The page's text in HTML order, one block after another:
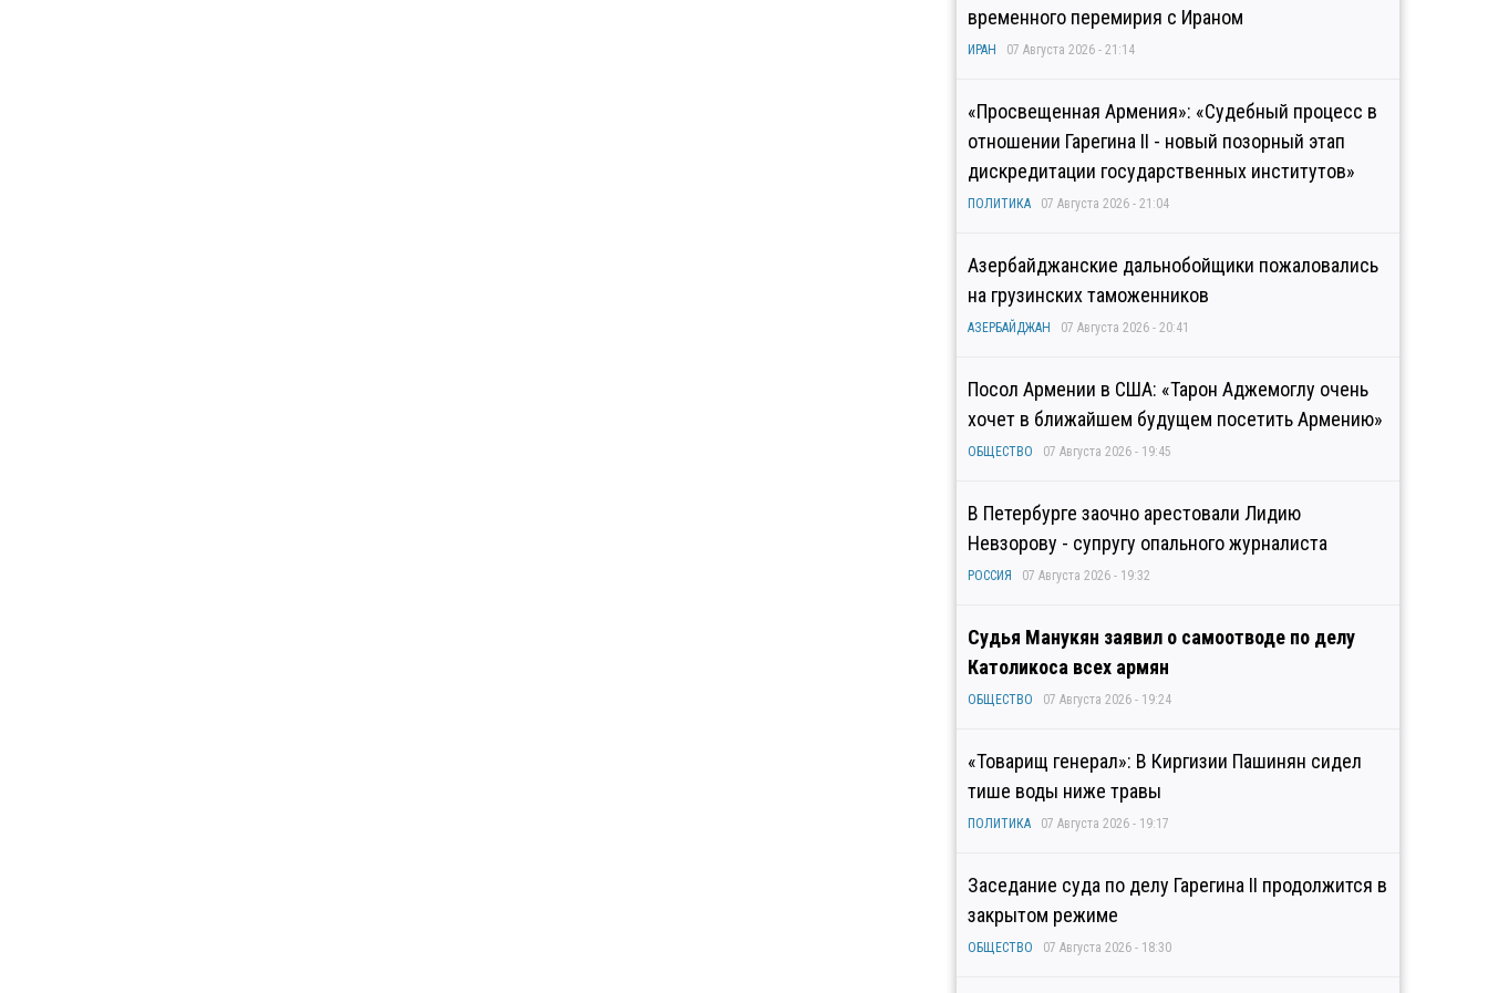
временного перемирия с Ираном
ИРАН 07 Августа 2026 - 21:14
«Просвещенная Армения»: «Судебный процесс в
отношении Гарегина II - новый позорный этап
дискредитации государственных институтов»
ПОЛИТИКА 07 Августа 2026 - 21:04
Азербайджанские дальнобойщики пожаловались
на грузинских таможенников
АЗЕРБАЙДЖАН 07 Августа 2026 - 20:41
Посол Армении в США: «Тарон Аджемоглу очень
хочет в ближайшем будущем посетить Армению»
ОБЩЕСТВО 07 Августа 2026 - 19:45
В Петербурге заочно арестовали Лидию
Невзорову - супругу опального журналиста
РОССИЯ 07 Августа 2026 - 19:32
Судья Манукян заявил о самоотводе по делу
Католикоса всех армян
ОБЩЕСТВО 07 Августа 2026 - 19:24
«Товарищ генерал»: В Киргизии Пашинян сидел
тише воды ниже травы
ПОЛИТИКА 07 Августа 2026 - 19:17
Заседание суда по делу Гарегина II продолжится в
закрытом режиме
ОБЩЕСТВО 07 Августа 2026 - 18:30